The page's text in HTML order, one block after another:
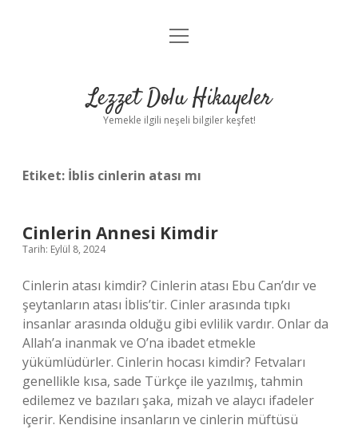
Anasayfa
Yasal Uyarı
menüyü
Lezzet Dolu Hikayeler
Yemekle ilgili neşeli bilgiler keşfet!
Etiket: İblis cinlerin atası mı
Cinlerin Annesi Kimdir
Tarih: Eylül 8, 2024
Cinlerin atası kimdir? Cinlerin atası Ebu Can’dır ve
şeytanların atası İblis’tir. Cinler arasında tıpkı
insanlar arasında olduğu gibi evlilik vardır. Onlar da
Allah’a inanmak ve O’na ibadet etmekle
yükümlüdürler. Cinlerin hocası kimdir? Fetvaları
genellikle kısa, sade Türkçe ile yazılmış, tahmin
edilemez ve bazıları şaka, mizah ve alaycı ifadeler
içerir. Kendisine insanların ve cinlerin müftüsü